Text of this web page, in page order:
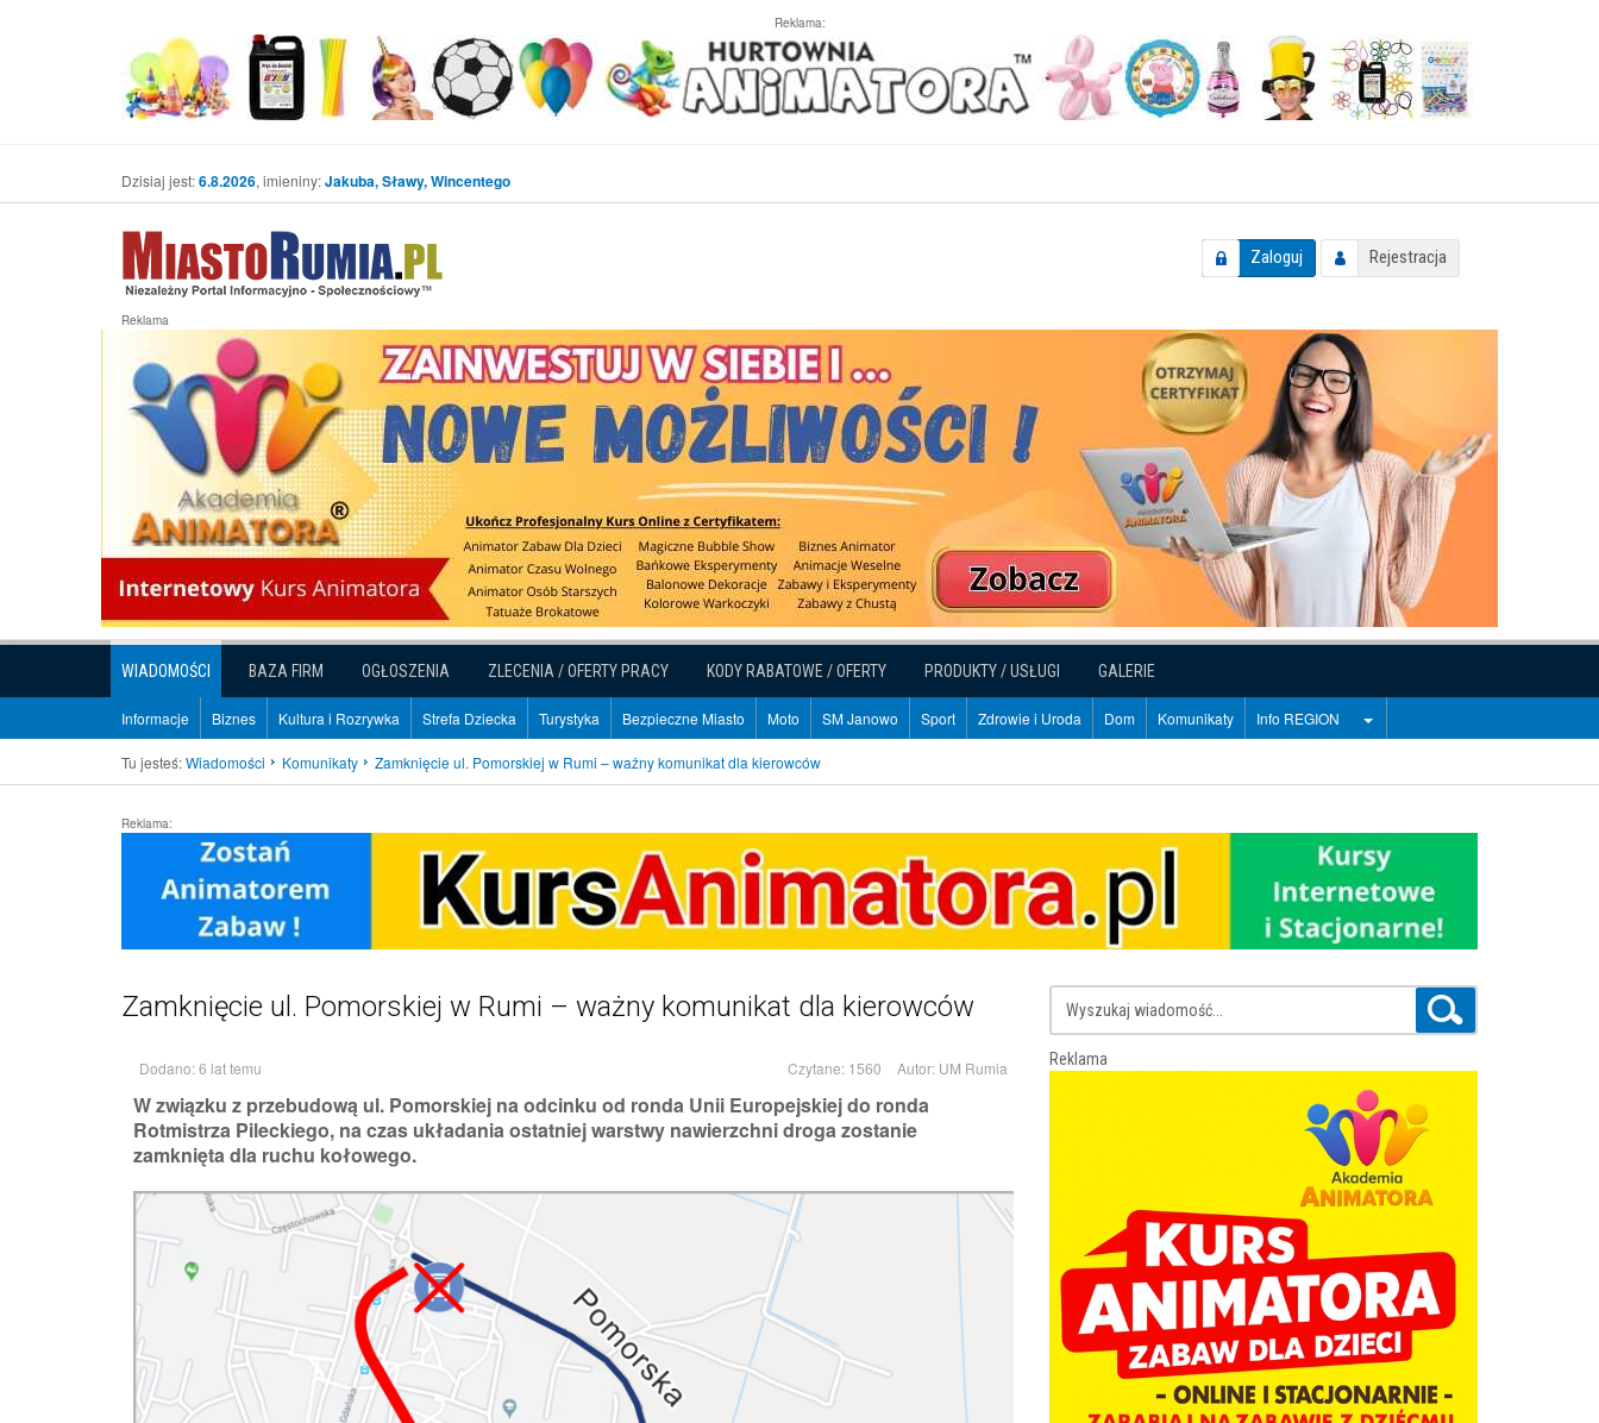
Reklama:
Dzisiaj jest:6.8.2026, imieniny:Jakuba, Sławy, Wincentego
Zaloguj Rejestracja
Reklama
WIADOMOŚCI BAZA FIRM OGŁOSZENIA ZLECENIA / OFERTY PRACY KODY RABATOWE / OFERTY PRODUKTY / USŁUGI GALERIE
Informacje Biznes Kultura i Rozrywka Strefa Dziecka Turystyka Bezpieczne Miasto Moto SM Janowo Sport Zdrowie i Uroda Dom Komunikaty Info REGION
Tu jesteś:Wiadomości Komunikaty Zamknięcie ul. Pomorskiej w Rumi – ważny komunikat dla kierowców
Reklama:
Zamknięcie ul. Pomorskiej w Rumi – ważny komunikat dla kierowców
Dodano: 6 lat temu Czytane: 1560 Autor: UM Rumia
W związku z przebudową ul. Pomorskiej na odcinku od ronda Unii Europejskiej do ronda
Rotmistrza Pileckiego, na czas układania ostatniej warstwy nawierzchni droga zostanie
zamknięta dla ruchu kołowego.
Reklama